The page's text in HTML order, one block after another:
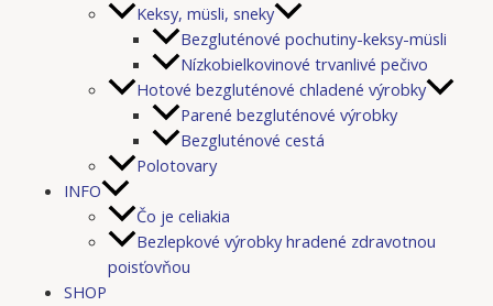
Keksy, müsli, sneky
Bezgluténové pochutiny-keksy-müsli
Nízkobielkovinové trvanlivé pečivo
Hotové bezgluténové chladené výrobky
Parené bezgluténové výrobky
Bezgluténové cestá
Polotovary
INFO
Čo je celiakia
Bezlepkové výrobky hradené zdravotnou
poisťovňou
SHOP